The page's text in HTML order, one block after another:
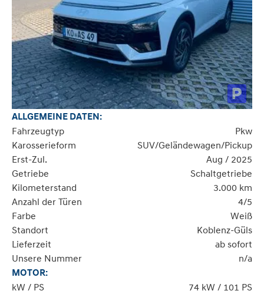
ALLGEMEINE DATEN:
Fahrzeugtyp
Pkw
Karosserieform
SUV/Geländewagen/Pickup
Erst-Zul.
Aug / 2025
Getriebe
Schaltgetriebe
Kilometerstand
3.000 km
Anzahl der Türen
4/5
Farbe
Weiß
Standort
Koblenz-Güls
Lieferzeit
ab sofort
Unsere Nummer
n/a
MOTOR:
kW / PS
74 kW / 101 PS